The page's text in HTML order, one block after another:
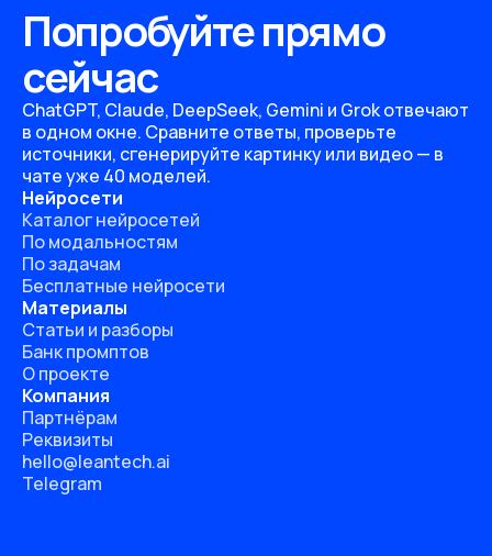
Попробуйте прямо
сейчас
ChatGPT, Claude, DeepSeek, Gemini и Grok отвечают
в одном окне. Сравните ответы, проверьте
источники, сгенерируйте картинку или видео — в
чате уже 40 моделей.
Нейросети
Каталог нейросетей
По модальностям
По задачам
Бесплатные нейросети
Материалы
Статьи и разборы
Банк промптов
О проекте
Компания
Партнёрам
Реквизиты
hello@leantech.ai
Telegram